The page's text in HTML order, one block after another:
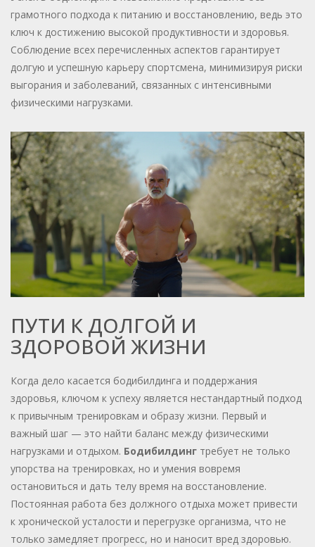
грамотного подхода к питанию и восстановлению, ведь это
ключ к достижению высокой продуктивности и здоровья.
Соблюдение всех перечисленных аспектов гарантирует
долгую и успешную карьеру спортсмена, минимизируя риски
выгорания и заболеваний, связанных с интенсивными
физическими нагрузками.
ПУТИ К ДОЛГОЙ И
ЗДОРОВОЙ ЖИЗНИ
Когда дело касается бодибилдинга и поддержания
здоровья, ключом к успеху является нестандартный подход
к привычным тренировкам и образу жизни. Первый и
важный шаг — это найти баланс между физическими
нагрузками и отдыхом. Бодибилдинг требует не только
упорства на тренировках, но и умения вовремя
остановиться и дать телу время на восстановление.
Постоянная работа без должного отдыха может привести
к хронической усталости и перегрузке организма, что не
только замедляет прогресс, но и наносит вред здоровью.